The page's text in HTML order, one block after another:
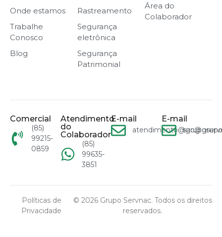
Onde estamos
Trabalhe
Conosco
Blog
Rastreamento
Segurança
eletrônica
Segurança
Patrimonial
Área do
Colaborador
Comercial
(85)
99215-
0859
Atendimento
do
Colaborador
(85)
99635-
3851
E-mail E-mail
© 2026 Grupo Servnac. Todos os direitos
reservados.
Políticas de
Privacidade